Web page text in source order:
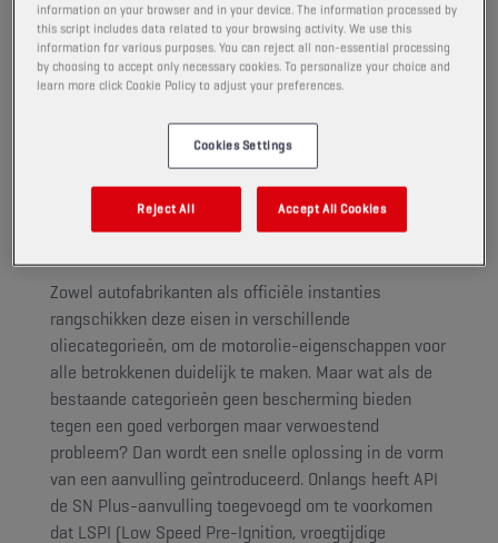
producten opgewaardeerd volgens de
veeleisende specificaties van SN Plus.
Ervoor zorgen dat in elk voertuig de juiste motorolie
wordt gebruikt is een complexe materie. Sommige
auto's hebben een betere bescherming van de hete
motoronderdelen nodig, terwijl andere beter moeten
worden beschermd tegen afzettingen.
Zowel autofabrikanten als officiële instanties
rangschikken deze eisen in verschillende
oliecategorieën, om de motorolie-eigenschappen voor
alle betrokkenen duidelijk te maken. Maar wat als de
bestaande categorieën geen bescherming bieden
tegen een goed verborgen maar verwoestend
probleem? Dan wordt een snelle oplossing in de vorm
van een aanvulling geïntroduceerd. Onlangs heeft API
de SN Plus-aanvulling toegevoegd om te voorkomen
dat LSPI (Low Speed Pre-Ignition, vroegtijdige
information on your browser and in your device. The information processed by
this script includes data related to your browsing activity. We use this
information for various purposes. You can reject all non-essential processing
by choosing to accept only necessary cookies. To personalize your choice and
learn more click Cookie Policy to adjust your preferences.
Cookies Settings
Reject All Accept All Cookies